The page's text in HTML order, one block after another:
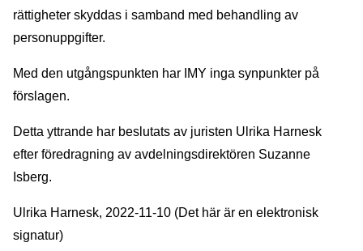
rättigheter skyddas i samband med behandling av
personuppgifter.
Med den utgångspunkten har IMY inga synpunkter på
förslagen.
Detta yttrande har beslutats av juristen Ulrika Harnesk
efter föredragning av avdelningsdirektören Suzanne
Isberg.
Ulrika Harnesk, 2022-11-10 (Det här är en elektronisk
signatur)